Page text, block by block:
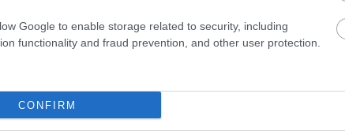
Google to enable storage related to security, including
functionality and fraud prevention, and other user protection.
CONFIRM
essentielle pour protéger la peau des rayons
et le cancer de la peau.